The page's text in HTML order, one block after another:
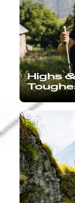
Highs